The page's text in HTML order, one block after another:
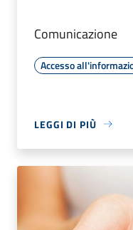
Comunicazione
Accesso
LEGGI DI PIÙ